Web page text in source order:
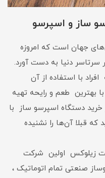
جهان است که امروزه
سرتاسر دنیا به دست آورد.
با استفاده از آن
با بهترین طعم و رایحه تهیه
دستگاه اسپرسو ساز با
که قبلا آن‌ها را نشنیده
زیلوکس اولین شرکت
صنعتی تمام اتوماتیک ،